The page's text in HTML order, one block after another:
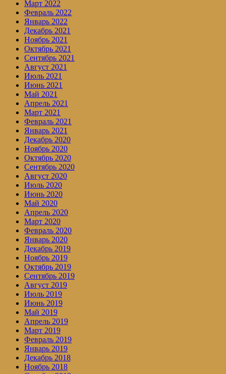
Март 2022
Февраль 2022
Январь 2022
Декабрь 2021
Ноябрь 2021
Октябрь 2021
Сентябрь 2021
Август 2021
Июль 2021
Июнь 2021
Май 2021
Апрель 2021
Март 2021
Февраль 2021
Январь 2021
Декабрь 2020
Ноябрь 2020
Октябрь 2020
Сентябрь 2020
Август 2020
Июль 2020
Июнь 2020
Май 2020
Апрель 2020
Март 2020
Февраль 2020
Январь 2020
Декабрь 2019
Ноябрь 2019
Октябрь 2019
Сентябрь 2019
Август 2019
Июль 2019
Июнь 2019
Май 2019
Апрель 2019
Март 2019
Февраль 2019
Январь 2019
Декабрь 2018
Ноябрь 2018